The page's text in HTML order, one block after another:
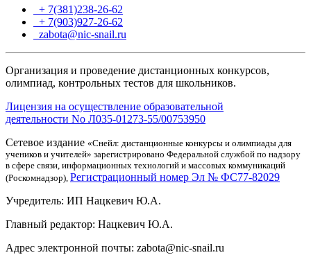
+ 7(381)238-26-62
+ 7(903)927-26-62
zabota@nic-snail.ru
Организация и проведение дистанционных конкурсов,
олимпиад, контрольных тестов для школьников.
Лицензия на осуществление образовательной
деятельности No Л035-01273-55/00753950
Сетевое издание «Снейл: дистанционные конкурсы и олимпиады для
учеников и учителей» зарегистрировано Федеральной службой по надзору
в сфере связи, информационных технологий и массовых коммуникаций
(Роскомнадзор), Регистрационный номер Эл № ФС77-82029
Учредитель: ИП Нацкевич Ю.А.
Главный редактор: Нацкевич Ю.А.
Адрес электронной почты: zabota@nic-snail.ru